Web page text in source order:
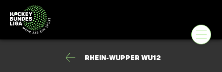
Rhein-Wupper wU12